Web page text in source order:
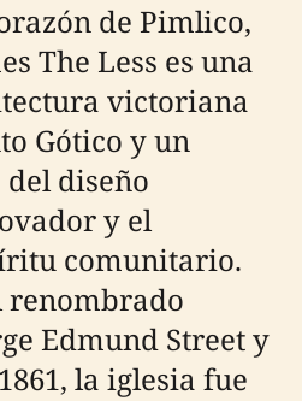
de Pimlico,
The Less es una
victoriana
Gótico y un
diseño
y el
comunitario.
renombrado
Edmund Street y
la iglesia fue